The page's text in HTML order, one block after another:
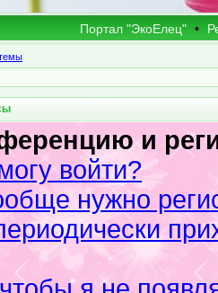
Портал "ЭкоЕлец" •
и
войти?
нужно